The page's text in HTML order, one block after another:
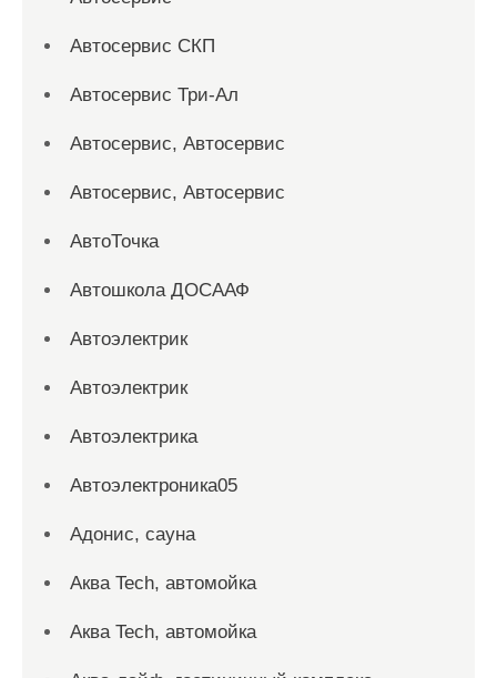
Автосервис СКП
Автосервис Три-Ал
Автосервис, Автосервис
Автосервис, Автосервис
АвтоТочка
Автошкола ДОСААФ
Автоэлектрик
Автоэлектрик
Автоэлектрика
Автоэлектроника05
Адонис, сауна
Аква Tech, автомойка
Аква Tech, автомойка